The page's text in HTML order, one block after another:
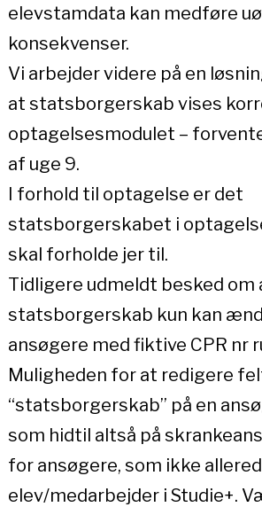
elevstamdata kan medføre
konsekvenser.
Vi arbejder videre på en
at statsborgerskab vises
optagelsesmodulet –
af uge 9.
I forhold til optagelse er det
statsborgerskabet i
skal forholde jer til.
Tidligere udmeldt besked om
statsborgerskab kun kan
ansøgere med fiktive CPR nr
Muligheden for at redigere
“statsborgerskab” på en
som hidtil altså på
for ansøgere, som ikke
elev/medarbejder i Studie+.